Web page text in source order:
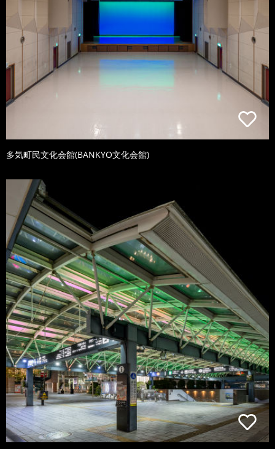
多気町民文化会館(BANKYO文化会館)